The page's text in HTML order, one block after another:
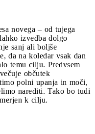
novega – od tujega
izvedba dolgo
sanj ali boljše
da na koledar vsak dan
temu cilju. Predvsem
občutek
polni upanja in moči,
narediti. Tako bo tudi
k cilju.